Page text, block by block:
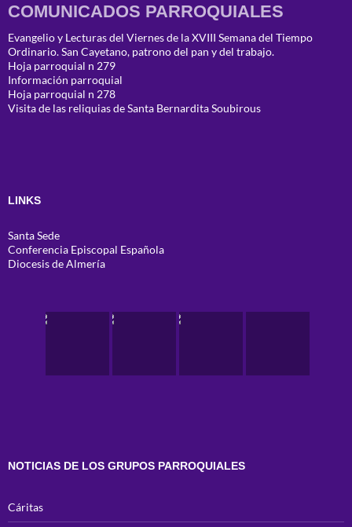
COMUNICADOS PARROQUIALES
Evangelio y Lecturas del Viernes de la XVIII Semana del Tiempo
Ordinario. San Cayetano, patrono del pan y del trabajo.
Hoja parroquial n 279
Información parroquial
Hoja parroquial n 278
Visita de las reliquias de Santa Bernardita Soubirous
LINKS
Santa Sede
Conferencia Episcopal Española
Diocesis de Almería
NOTICIAS DE LOS GRUPOS PARROQUIALES
Cáritas